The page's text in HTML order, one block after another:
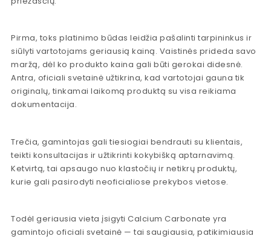
Pirma, toks platinimo būdas leidžia pašalinti tarpininkus ir
siūlyti vartotojams geriausią kainą. Vaistinės prideda savo
maržą, dėl ko produkto kaina gali būti gerokai didesnė.
Antra, oficiali svetainė užtikrina, kad vartotojai gauna tik
originalų, tinkamai laikomą produktą su visa reikiama
dokumentacija.
Trečia, gamintojas gali tiesiogiai bendrauti su klientais,
teikti konsultacijas ir užtikrinti kokybišką aptarnavimą.
Ketvirtą, tai apsaugo nuo klastočių ir netikrų produktų,
kurie gali pasirodyti neoficialiose prekybos vietose.
Todėl geriausia vieta įsigyti Calcium Carbonate yra
gamintojo oficiali svetainė — tai saugiausia, patikimiausia